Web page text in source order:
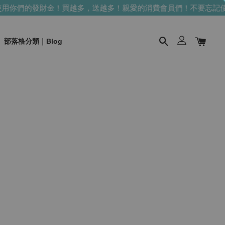
們的發財金！買越多，送越多！親愛的消費會員們！不要忘記使
部落格分類｜Blog